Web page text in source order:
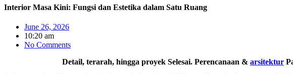
Interior Masa Kini: Fungsi dan Estetika dalam Satu Ruang
June 26, 2026
10:20 am
No Comments
Detail, terarah, hingga proyek Selesai. Perencanaan & arsitektur